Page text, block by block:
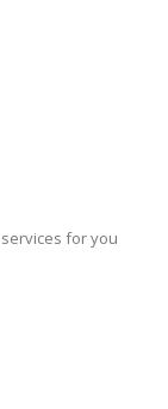
for you